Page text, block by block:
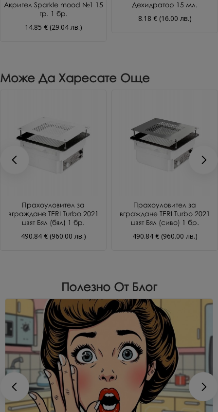
Акригел Sparkle mood №1 15
гр. 1 бр.
14.85 € (29.04 лв.)
Дехидратор 15 мл.
8.18 € (16.00 лв.)
Може Да Харесате Още
Прахоуловител за
вграждане TERI Turbo 2021
цвят Бял (бял) 1 бр.
490.84 € (960.00 лв.)
Прахоуловител за
вграждане TERI Turbo 2021
цвят Бял (сиво) 1 бр.
490.84 € (960.00 лв.)
Полезно От Блог